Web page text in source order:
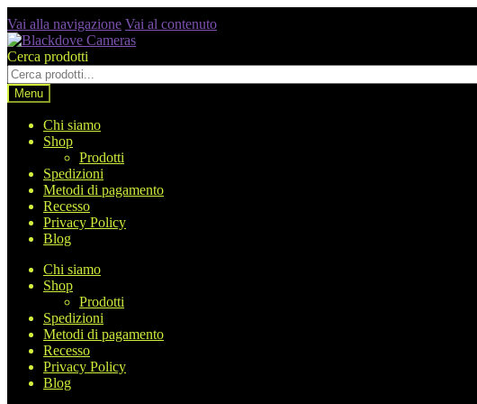
Vai alla navigazione Vai al contenuto
Cerca prodotti
Menu
Chi siamo
Shop
Prodotti
Spedizioni
Metodi di pagamento
Recesso
Privacy Policy
Blog
Chi siamo
Shop
Prodotti
Spedizioni
Metodi di pagamento
Recesso
Privacy Policy
Blog